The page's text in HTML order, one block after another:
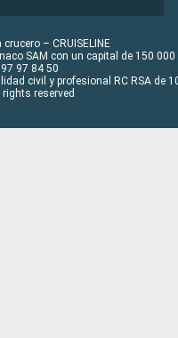
– CRUISELINE
SAM con un capital de 150 000
97 84 50
civil y profesional RC RSA de
rights reserved